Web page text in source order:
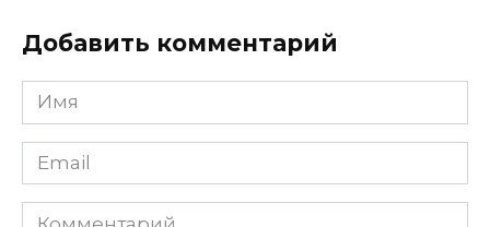
Добавить комментарий
Имя
Email
Комментарий